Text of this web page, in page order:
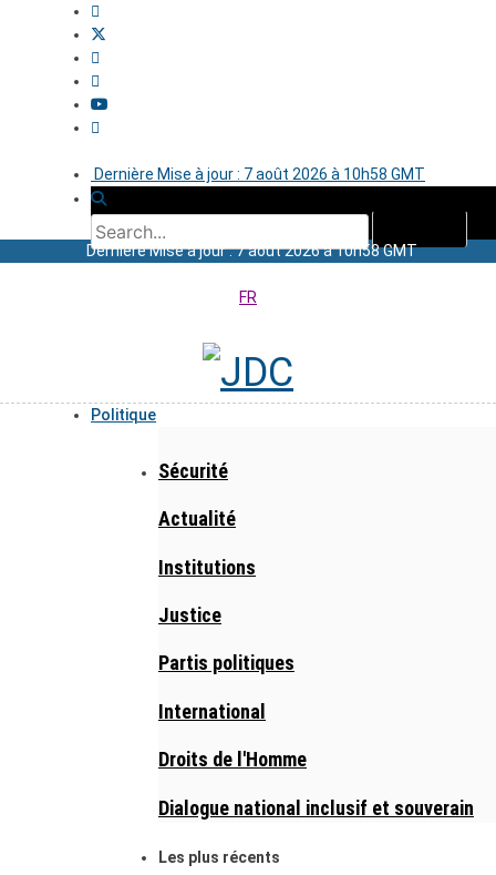
Dernière Mise à jour : 7 août 2026 à 10h58 GMT
Dernière Mise à jour : 7 août 2026 à 10h58 GMT
FR
Politique
Sécurité
Actualité
Institutions
Justice
Partis politiques
International
Droits de l'Homme
Dialogue national inclusif et souverain
Les plus récents